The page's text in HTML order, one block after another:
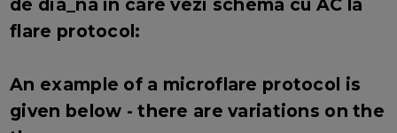
de dia_na in care vezi schema cu AC la
flare protocol:
An example of a microflare protocol is
given below - there are variations on the